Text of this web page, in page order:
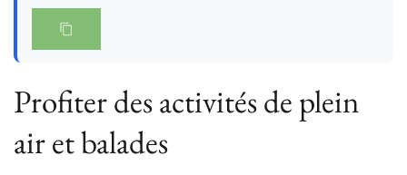
Profiter des activités de plein
air et balades